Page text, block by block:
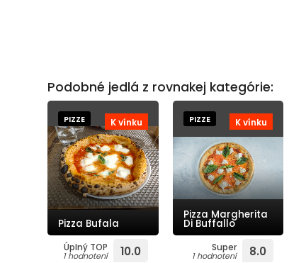
Podobné jedlá z rovnakej kategórie:
K vínku
PIZZE
Pizza Bufala
Úplný TOP
1 hodnotení 10.0
K vínku
PIZZE
Pizza Margherita
Di Buffallo
Super
1 hodnotení 8.0